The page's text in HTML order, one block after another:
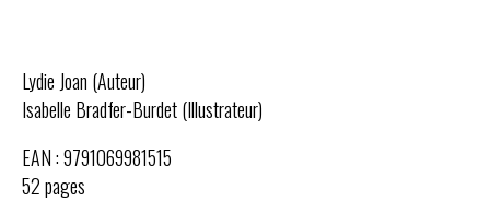
Lydie Joan (Auteur)
Isabelle Bradfer-Burdet (Illustrateur)
EAN : 9791069981515
52 pages